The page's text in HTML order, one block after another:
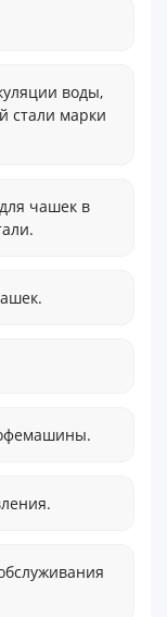
воды,
стали марки
чашек в